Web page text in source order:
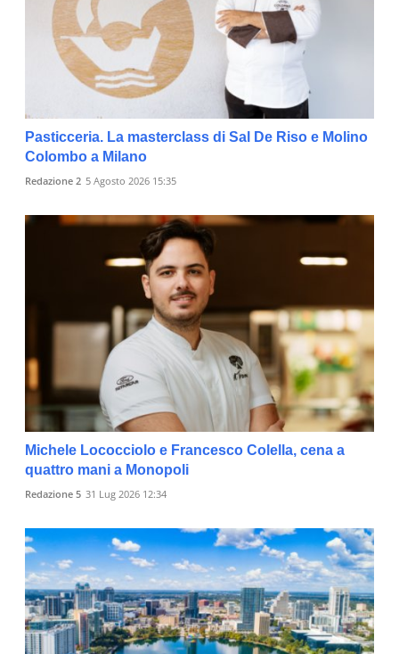
Pasticceria. La masterclass di Sal De Riso e Molino
Colombo a Milano
Redazione 2 5 Agosto 2026 15:35
Michele Lococciolo e Francesco Colella, cena a
quattro mani a Monopoli
Redazione 5 31 Lug 2026 12:34